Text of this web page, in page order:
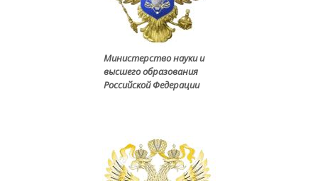
Министерство науки и
высшего образования
Российской Федерации